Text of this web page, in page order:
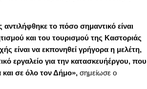
το πόσο σημαντικό είναι
και του τουρισμού της Καστοριάς
είναι να εκπονηθεί γρήγορα η μελέτη,
εργαλείο για την κατασκευήέργου, που
σε όλο τον Δήμο», σημείωσε ο